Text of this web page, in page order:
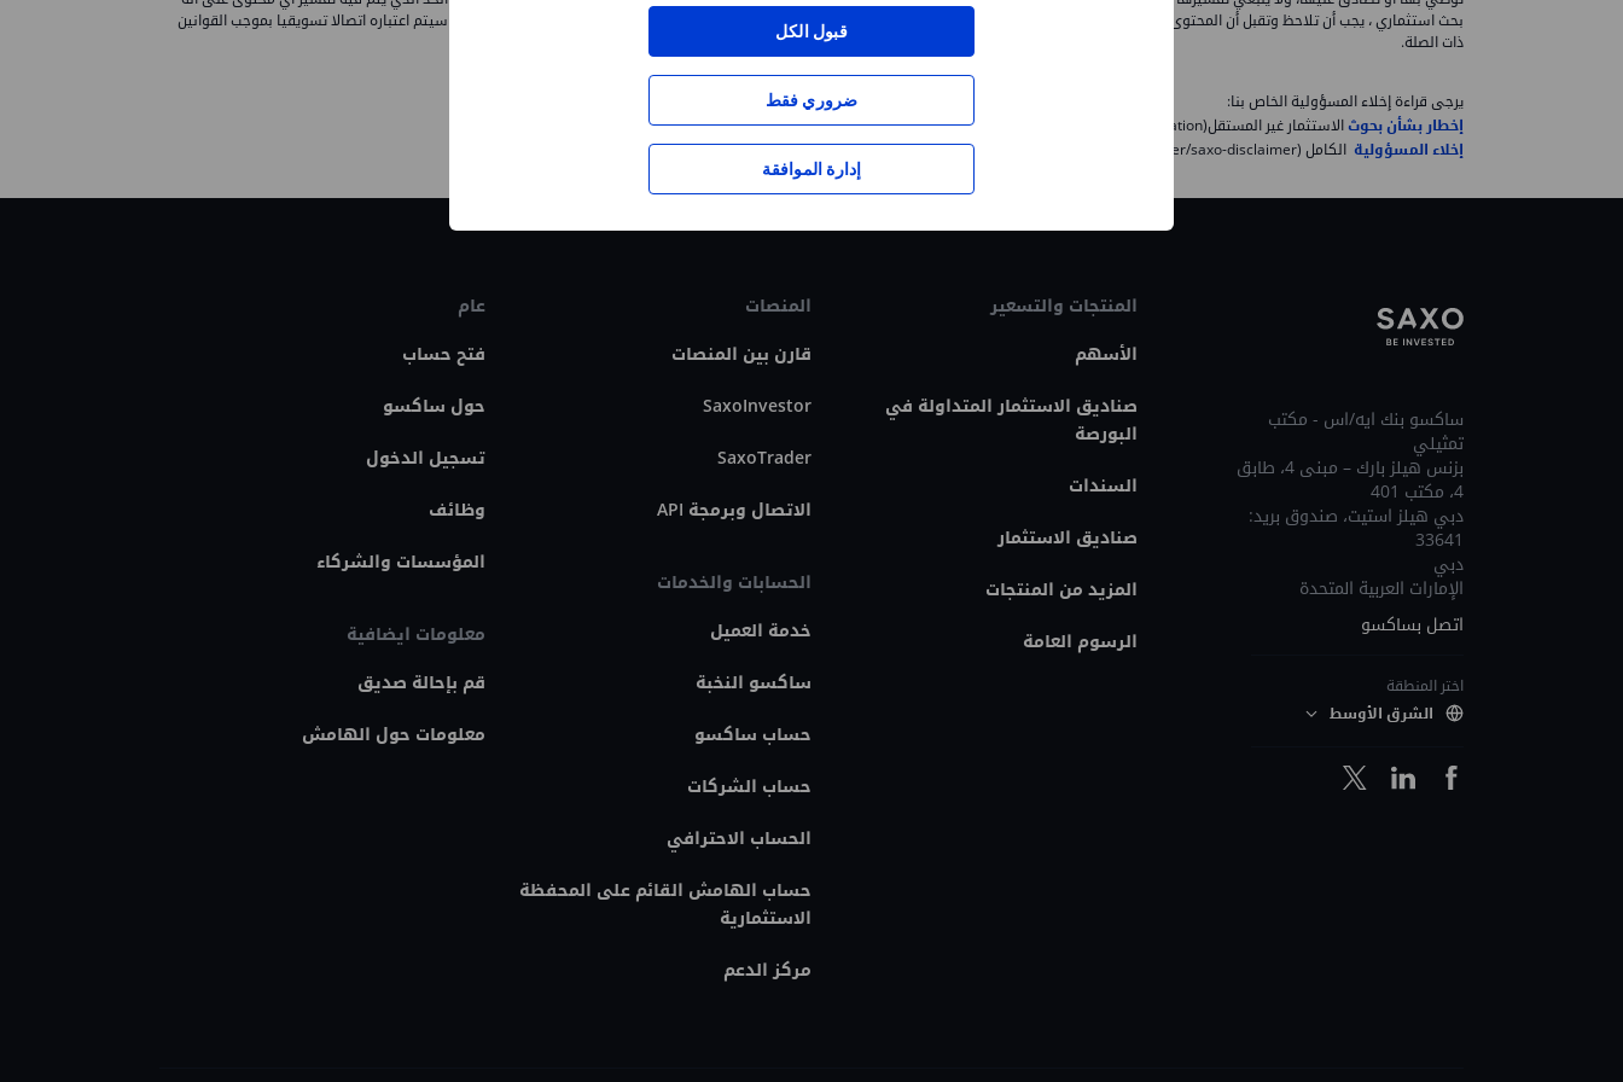
قبول الكل
ضروري فقط
إدارة الموافقة
بحث استثماري ، يجب أن تلاحظ وتقبل أن المحتوى لم يكن مقصودا ولم يتم إعداده وفقا للمتطلبات القانونية المصممة لتعزيز استقلالية أبحاث الاستثمار ، وعلى هذا النحو ، سيتم اعتباره اتصالا تسويقيا بموجب القوانين
ذات الصلة.
يرجى قراءة إخلاء المسؤولية الخاص بنا:
إخطار بشأن بحوثالاستثمار غير المستقل(https://www.home.saxo/legal/niird/notification)
إخلاء المسؤولية الكامل (https://www.home.saxo/ar-mena/legal/disclaimer/saxo-disclaimer)
ساكسو بنك ايه/اس - مكتب
تمثيلي
بزنس هيلز بارك – مبنى 4، طابق
4، مكتب 401
دبي هيلز استيت، صندوق بريد:
33641
دبي
الإمارات العربية المتحدة
اتصل بساكسو
اختر المنطقة
الشرق الأوسط
المنتجات والتسعير
الأسهم
صناديق الاستثمار المتداولة في
البورصة
السندات
صناديق الاستثمار
المزيد من المنتجات
الرسوم العامة
المنصات
قارن بين المنصات
SaxoInvestor
SaxoTrader
الاتصال وبرمجة API
الحسابات والخدمات
خدمة العميل
ساكسو النخبة
حساب ساكسو
حساب الشركات
الحساب الاحترافي
حساب الهامش القائم على المحفظة
الاستثمارية
مركز الدعم
عام
فتح حساب
حول ساكسو
تسجيل الدخول
وظائف
المؤسسات والشركاء
معلومات ايضافية
قم بإحالة صديق
معلومات حول الهامش